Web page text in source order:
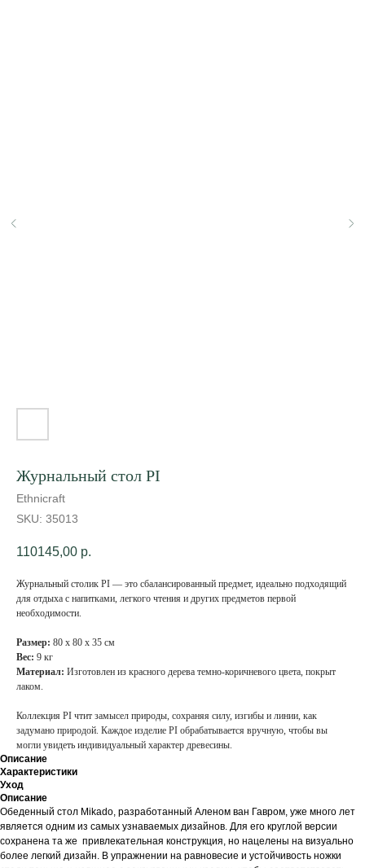
Журнальный стол PI
Ethnicraft
SKU: 35013
110145,00 р.
Журнальный столик PI — это сбалансированный предмет, идеально подходящий
для отдыха с напитками, легкого чтения и других предметов первой
необходимости.
Размер: 80 х 80 х 35 см
Вес: 9 кг
Материал: Изготовлен из красного дерева темно-коричневого цвета, покрыт
лаком.
Коллекция PI чтит замысел природы, сохраняя силу, изгибы и линии, как
задумано природой. Каждое изделие PI обрабатывается вручную, чтобы вы
могли увидеть индивидуальный характер древесины.
Описание
Характеристики
Уход
Описание
Обеденный стол Mikado, разработанный Аленом ван Гавром, уже много лет
является одним из самых узнаваемых дизайнов. Для его круглой версии
сохранена та же привлекательная конструкция, но нацелены на визуально
более легкий дизайн. В упражнении на равновесие и устойчивость ножки